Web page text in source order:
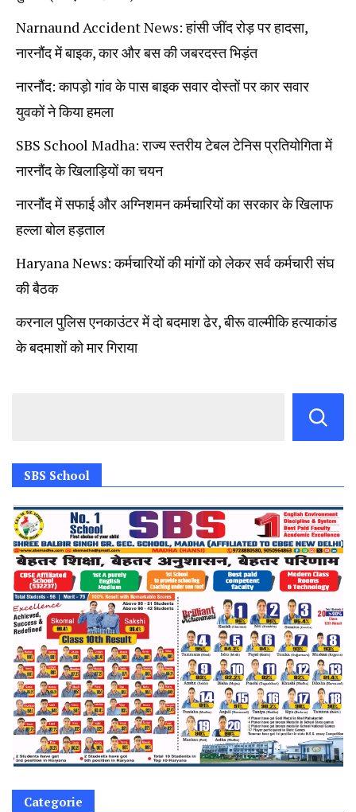
Narnaund Accident News: हांसी जींद रोड़ पर हादसा,
नारनौंद में बाइक, कार और बस की जबरदस्त भिड़ंत
नारनौंद: कापड़ो गांव के पास बाइक सवार दोस्तों पर कार सवार
युवकों ने किया हमला
SBS School Madha: राज्य स्तरीय टेबल टेनिस प्रतियोगिता में
नारनौंद के खिलाड़ियों का चयन
नारनौंद में सफाई और अग्निशमन कर्मचारियों का सरकार के खिलाफ
हल्ला बोल हड़ताल
Haryana News: कर्मचारियों की मांगों को लेकर सर्व कर्मचारी संघ
की बैठक
करनाल पुलिस एनकाउंटर में दो बदमाश ढेर, बीरू वाल्मीकि हत्याकांड
के बदमाशों को मार गिराया
SBS School
Categorie